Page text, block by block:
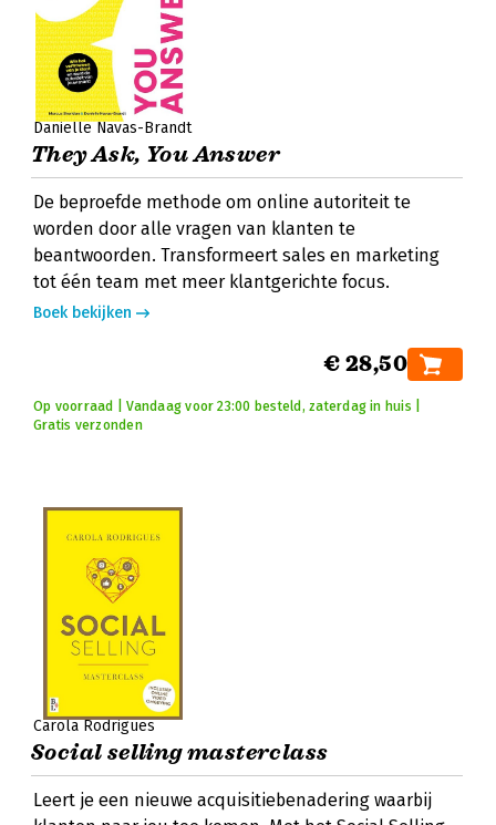
Danielle Navas-Brandt
They Ask, You Answer
De beproefde methode om online autoriteit te
worden door alle vragen van klanten te
beantwoorden. Transformeert sales en marketing
tot één team met meer klantgerichte focus.
Boek bekijken
€ 28,50
Op voorraad | Vandaag voor 23:00 besteld, zaterdag in huis |
Gratis verzonden
Carola Rodrigues
Social selling masterclass
Leert je een nieuwe acquisitiebenadering waarbij